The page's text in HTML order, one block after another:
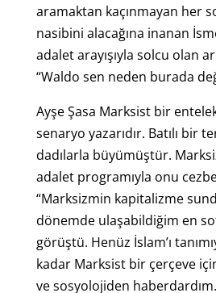
aramaktan kaçınmayan her
nasibini alacağına inanan
adalet arayışıyla solcu olan
“Waldo sen neden burada
Ayşe Şasa Marksist bir
senaryo yazarıdır. Batılı bir
dadılarla büyümüştür.
adalet programıyla onu
“Marksizmin kapitalizme
dönemde ulaşabildiğim en
görüştü. Henüz İslam’ı
kadar Marksist bir çerçeve
ve sosyolojiden